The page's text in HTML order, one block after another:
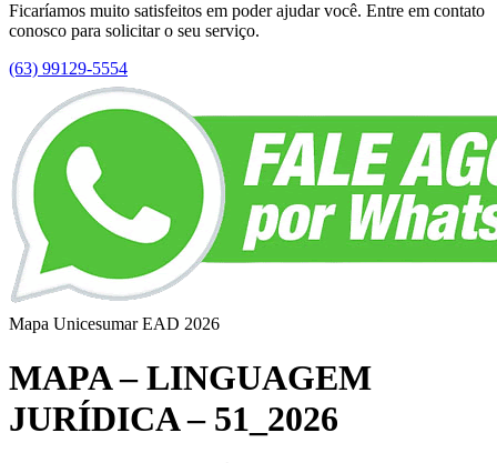
Ficaríamos muito satisfeitos em poder ajudar você. Entre em contato
conosco para solicitar o seu serviço.
(63) 99129-5554
Mapa Unicesumar EAD 2026
MAPA – LINGUAGEM
JURÍDICA – 51_2026